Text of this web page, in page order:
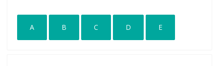
A B C D E